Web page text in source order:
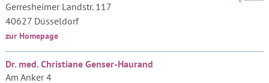
Gerresheimer Landstr. 117
40627 Düsseldorf
zur Homepage
Dr. med. Christiane Genser-Haurand
Am Anker 4